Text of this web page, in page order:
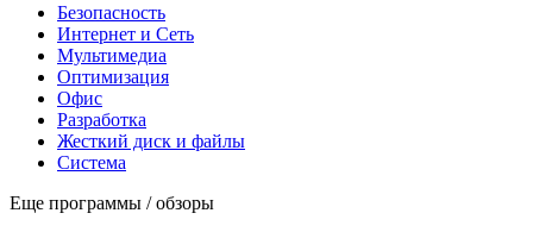
Безопасность
Интернет и Сеть
Мультимедиа
Оптимизация
Офис
Разработка
Жесткий диск и файлы
Система
Еще программы / обзоры